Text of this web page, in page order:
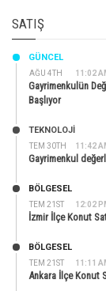
SATIŞ
AĞU 4TH 11:02
GÜNCEL
Gayrimenkulün
Başlıyor
TEM 30TH 11:42
TEKNOLOJİ
Gayrimenkul
TEM 21ST 12:02
BÖLGESEL
İzmir İlçe Konut
TEM 21ST 11:11
BÖLGESEL
Ankara İlçe Konut